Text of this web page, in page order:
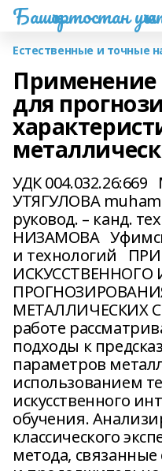
Башҡортостан
Естественные и точные
для
УДК
УТЯГУЛОВА
руковод. – канд.
НИЗАМОВА
и технологий
ИСКУССТВЕННОГО
МЕТАЛЛИЧЕСКИХ
работе
подходы к
параметров
использованием
искусственного
обучения.
классического
метода,